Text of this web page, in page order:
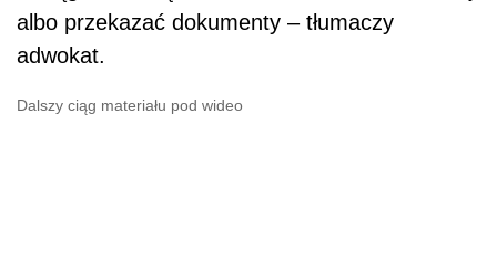
albo przekazać dokumenty – tłumaczy
adwokat.
Dalszy ciąg materiału pod wideo